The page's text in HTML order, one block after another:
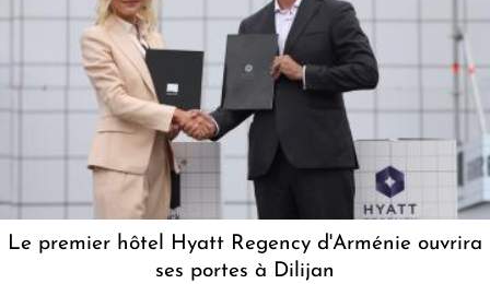
Le premier hôtel Hyatt Regency d'Arménie ouvrira
ses portes à Dilijan